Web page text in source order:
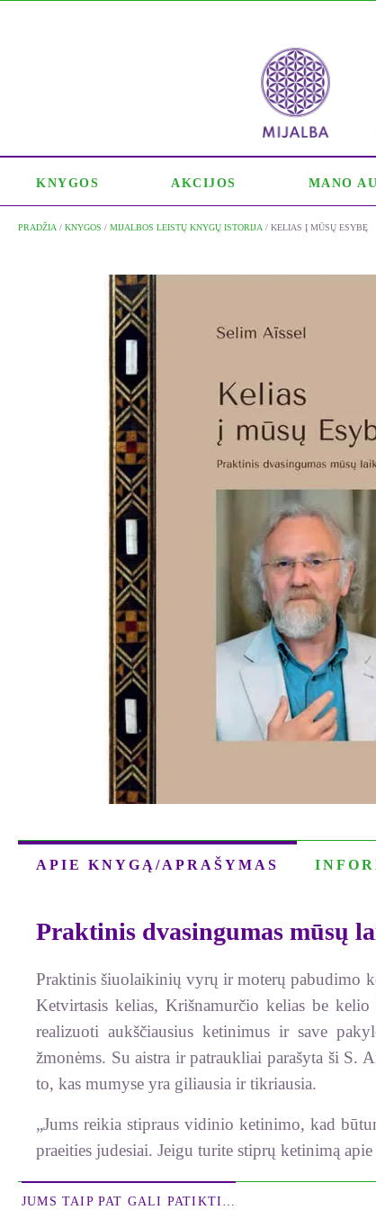
KNYGOS AKCIJOS MANO
PRADŽIA / KNYGOS / MIJALBOS LEISTŲ KNYGŲ ISTORIJA / KELIAS Į MŪSŲ ESYBĘ
APIE KNYGĄ/APRAŠYMAS
Praktinis dvasingumas mūsų
Praktinis šiuolaikinių vyrų ir moterų pabudimo
Ketvirtasis kelias, Krišnamurčio kelias be
realizuoti aukščiausius ketinimus ir save
žmonėms. Su aistra ir patraukliai parašyta ši
to, kas mumyse yra giliausia ir tikriausia.
„Jums reikia stipraus vidinio ketinimo, kad
praeities judesiai. Jeigu turite stiprų ketinimą
JUMS TAIP PAT GALI PATIKTI…